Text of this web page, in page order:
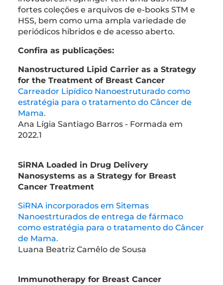
fortes coleções e arquivos de e-books STM e
HSS, bem como uma ampla variedade de
periódicos híbridos e de acesso aberto.
Confira as publicações:
Nanostructured Lipid Carrier as a Strategy
for the Treatment of Breast Cancer
Carreador Lipídico Nanoestruturado como
estratégia para o tratamento do Câncer de
Mama.
Ana Lígia Santiago Barros - Formada em
2022.1
SiRNA Loaded in Drug Delivery
Nanosystems as a Strategy for Breast
Cancer Treatment
SiRNA incorporados em Sitemas
Nanoestrturados de entrega de fármaco
como estratégia para o tratamento do Câncer
de Mama.
Luana Beatriz Camêlo de Sousa
Immunotherapy for Breast Cancer